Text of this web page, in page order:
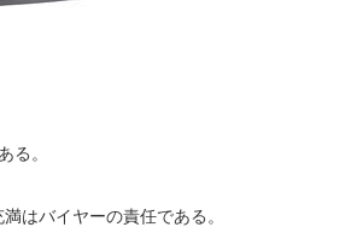
る。
はバイヤーの責任である。